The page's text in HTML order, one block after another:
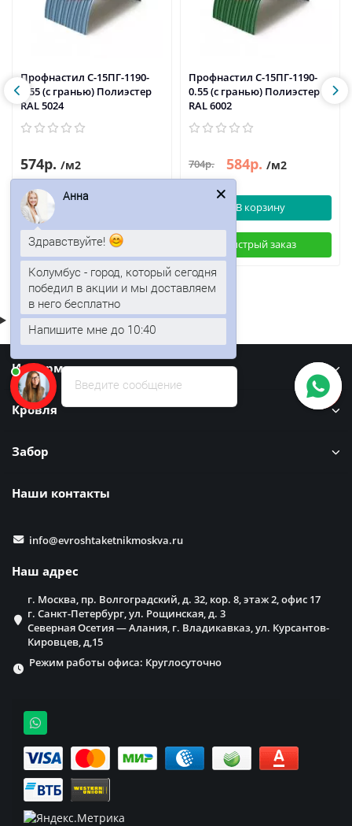
Профнастил С-15ПГ-1190-
0.55 (с гранью) Полиэстер
RAL 5024
574р. /м2
Быстрый заказ
Профнастил С-15ПГ-1190-
0.55 (с гранью) Полиэстер
RAL 6002
704р. 584р. /м2
В корзину
Быстрый заказ
Информация
Кровля
Забор
Наши контакты
info@evroshtaketnikmoskva.ru
Наш адрес
г. Москва, пр. Волгоградский, д. 32, кор. 8, этаж 2, офис 17
г. Санкт-Петербург, ул. Рощинская, д. 3
Северная Осетия — Алания, г. Владикавказ, ул. Курсантов-
Кировцев, д,15
Режим работы офиса: Круглосуточно
Введите сообщение
Анна
Здравствуйте!
Колумбус - город, который сегодня
победил в акции и мы доставляем
в него бесплатно
Напишите мне до 10:40